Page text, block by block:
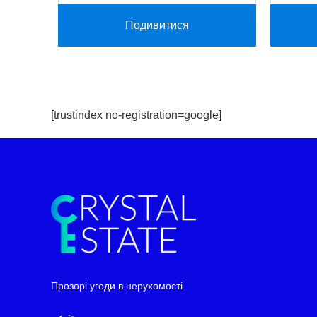
Подивитися
[trustindex no-registration=google]
Прозорі угоди в нерухомості
Telegram